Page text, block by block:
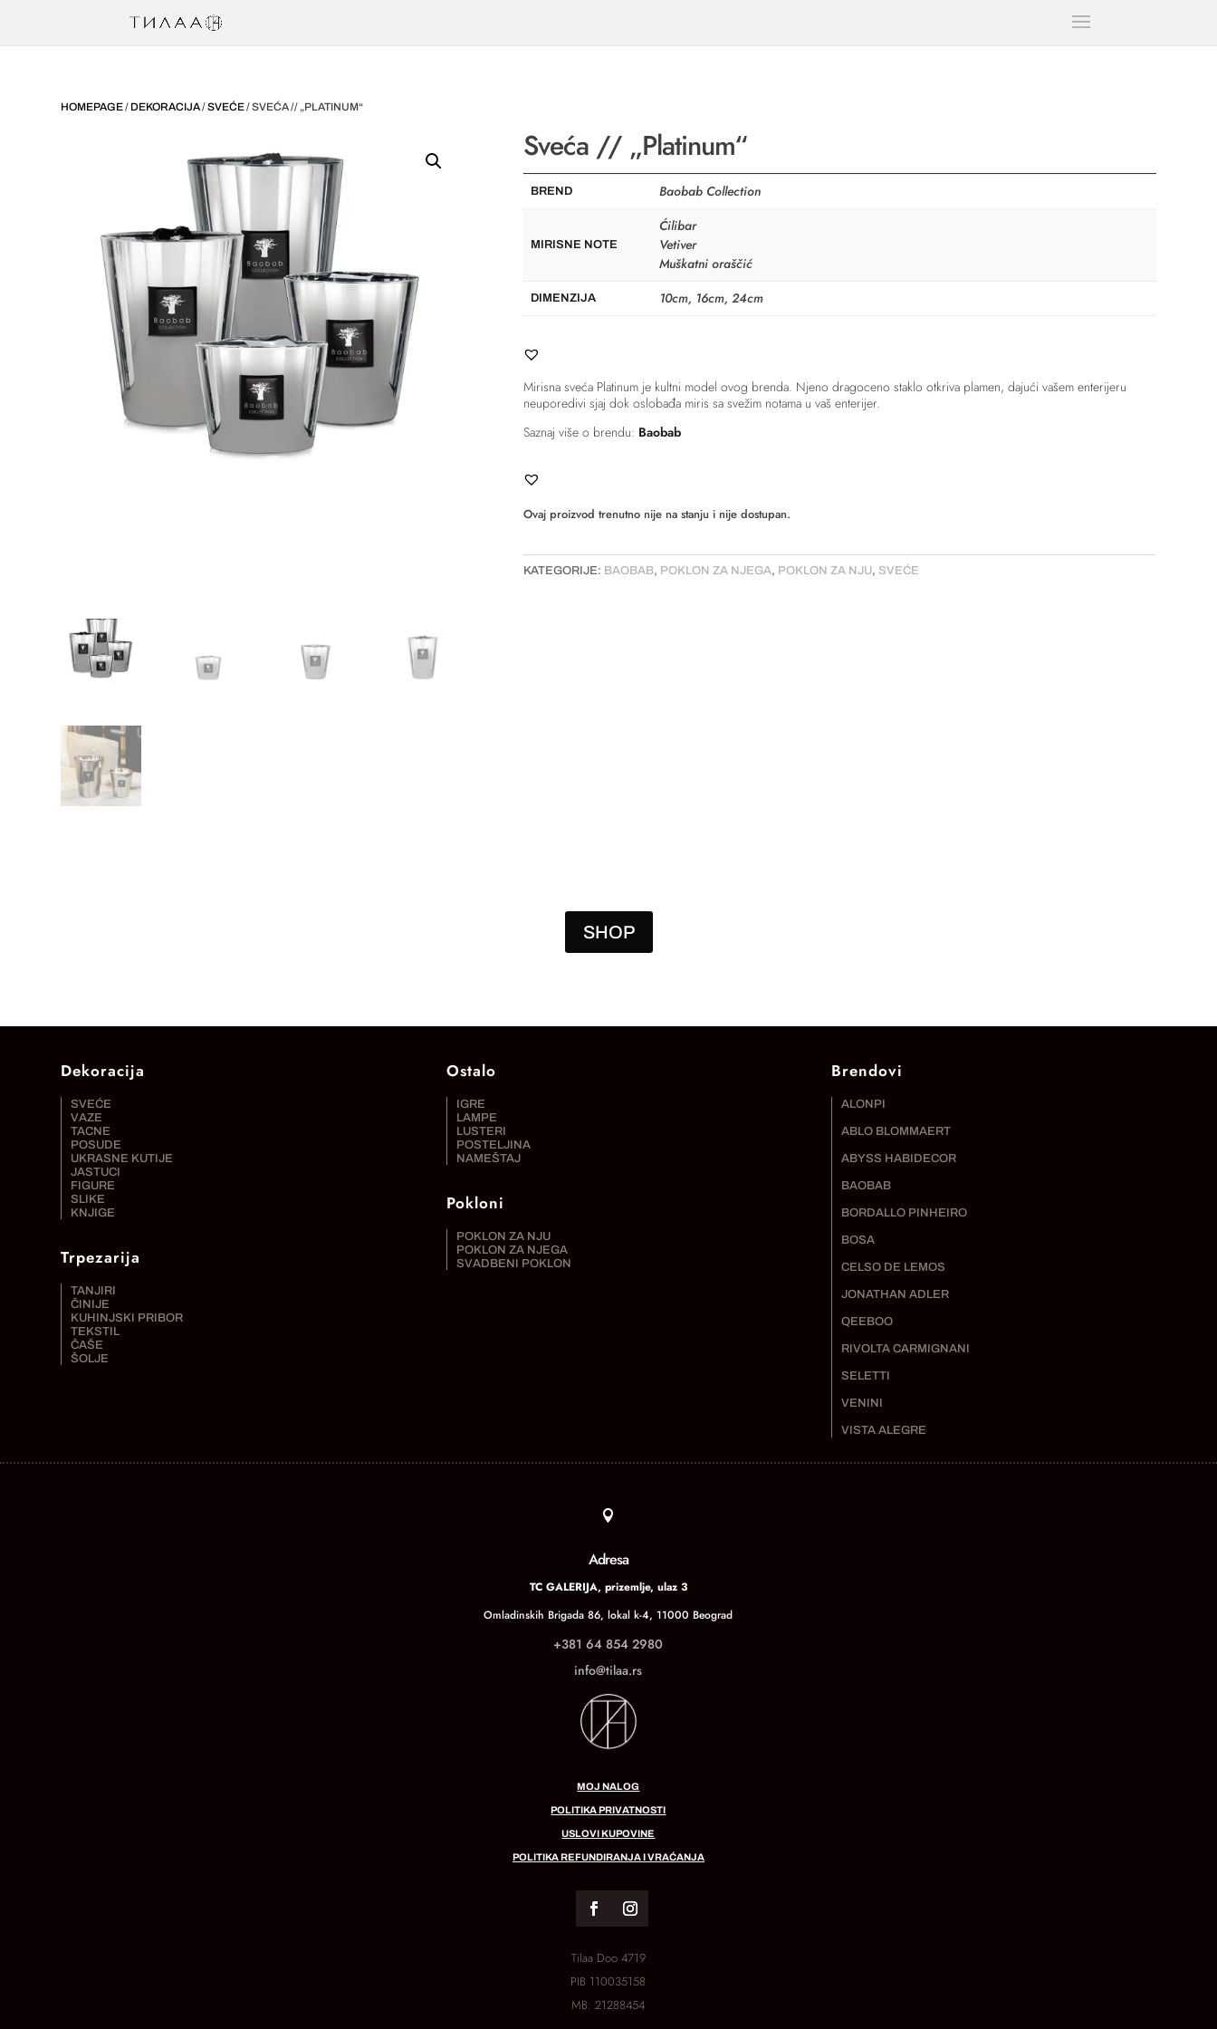
HOMEPAGE/ DEKORACIJA/SVEĆE/ SVEĆA // „PLATINUM“
Sveća // „Platinum“
BREND Baobab Collection
MIRISNE NOTE
Ćilibar
Vetiver
Muškatni oraščić
DIMENZIJA 10cm, 16cm, 24cm
Mirisna sveća Platinum je kultni model ovog brenda. Njeno dragoceno staklo otkriva plamen, dajući vašem enterijeru
neuporedivi sjaj dok oslobađa miris sa svežim notama u vaš enterijer.
Saznaj više o brendu: Baobab
Ovaj proizvod trenutno nije na stanju i nije dostupan.
KATEGORIJE: BAOBAB, POKLON ZA NJEGA, POKLON ZA NJU, SVEĆE
SHOP
Dekoracija
SVEĆE
VAZE
TACNE
POSUDE
UKRASNE KUTIJE
JASTUCI
FIGURE
SLIKE
KNJIGE
Trpezarija
TANJIRI
ČINIJE
KUHINJSKI PRIBOR
TEKSTIL
ČAŠE
ŠOLJE
Ostalo
IGRE
LAMPE
LUSTERI
POSTELJINA
NAMEŠTAJ
Pokloni
POKLON ZA NJU
POKLON ZA NJEGA
SVADBENI POKLON
Brendovi
ALONPI
ABLO BLOMMAERT
ABYSS HABIDECOR
BAOBAB
BORDALLO PINHEIRO
BOSA
CELSO DE LEMOS
JONATHAN ADLER
QEEBOO
RIVOLTA CARMIGNANI
SELETTI
VENINI
VISTA ALEGRE

Adresa
TC GALERIJA, prizemlje, ulaz 3
Omladinskih Brigada 86, lokal k-4, 11000 Beograd
+381 64 854 2980
info@tilaa.rs
MOJ NALOG
POLITIKA PRIVATNOSTI
USLOVI KUPOVINE
POLITIKA REFUNDIRANJA I VRAĆANJA
Tilaa Doo 4719
PIB 110035158
MB:21288454